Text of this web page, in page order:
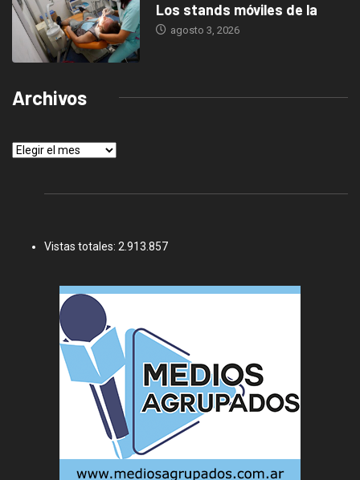
Los stands móviles de la
agosto 3, 2026
Archivos
Archivos
Vistas totales: 2.913.857